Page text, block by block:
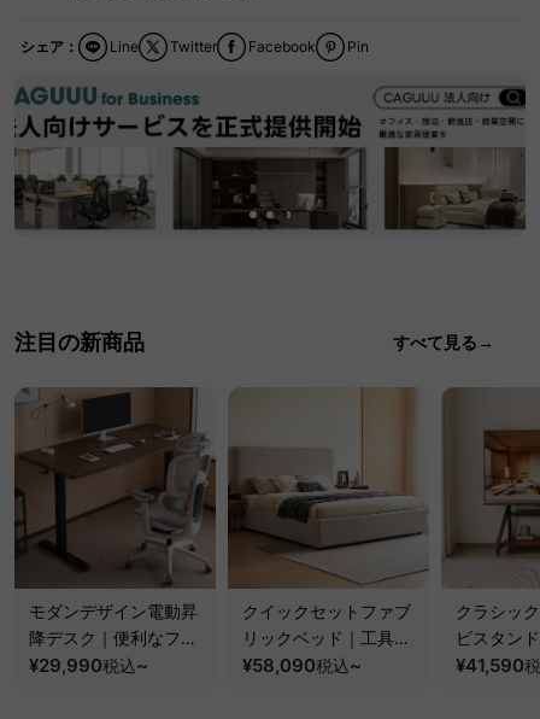
シェア： Facebook
Twitter Pin
Line
注目の新商品 すべて見る→
モダンデザイン電動昇
降デスク｜便利なフッ
ク・コンセント・
¥29,990税込~
クイックセットファブ
リックベッド｜工具不
要で組み立てられるク
¥58,090税込~
クラシッ
ビスタン
100kgの
¥41,590